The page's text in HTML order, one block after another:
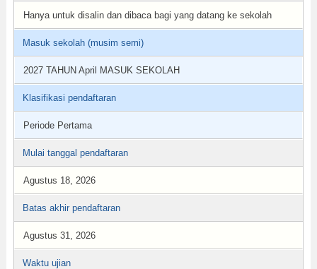
Hanya untuk disalin dan dibaca bagi yang datang ke sekolah
Masuk sekolah (musim semi)
2027 TAHUN April MASUK SEKOLAH
Klasifikasi pendaftaran
Periode Pertama
Mulai tanggal pendaftaran
Agustus 18, 2026
Batas akhir pendaftaran
Agustus 31, 2026
Waktu ujian